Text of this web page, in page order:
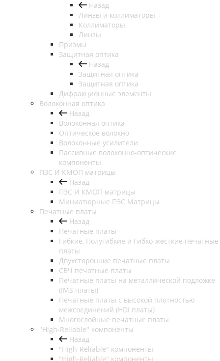
Назад
Линзы и коллиматоры
Коллиматоры
Линзы
Призмы
Защитная оптика
Назад
Защитная оптика
Защитная оптика
Дифракционные элементы
Волоконная оптика
Назад
Волоконная оптика
Оптическое волокно
Волоконные усилители
Пассивные волоконно-оптические
компоненты
ПЗС И КМОП матрицы
Назад
ПЗС И КМОП матрицы
Миниатюрные ПЗС Матрицы
Печатные платы
Назад
Печатные платы
Гибкие, Полугибкие и Гибко-жёсткие печатные
платы
Двухсторонние печатные платы
СВЧ печатные платы
Печатные платы на металлической подложке
(IMS платы)
Печатные платы с высокой плотностью
межсоединений (HDI платы)
Многослойные печатные платы
"High-Reliable" компоненты
Назад
"High-Reliable" компоненты
"High-Reliable" компоненты